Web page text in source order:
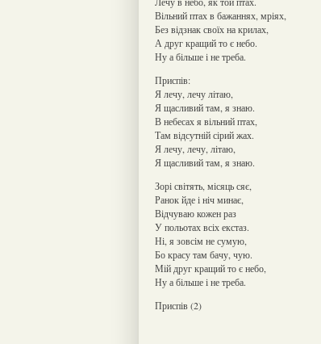
Вільний птах в бажаннях, мріях,
Без відзнак своїх на крилах,
А друг кращий то є небо.
Ну а більше і не треба.
Приспів:
Я лечу, лечу літаю,
Я щасливий там, я знаю.
В небесах я вільний птах,
Там відсутній сірий жах.
Я лечу, лечу, літаю,
Я щасливий там, я знаю.
Зорі світять, місяць сяє,
Ранок йде і ніч минає,
Відчуваю кожен раз
У польотах всіх екстаз.
Ні, я зовсім не сумую,
Бо красу там бачу, чую.
Мій друг кращий то є небо,
Ну а більше і не треба.
Приспів (2)